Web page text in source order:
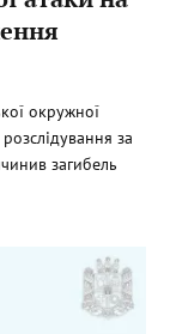
окружної
за
загибель